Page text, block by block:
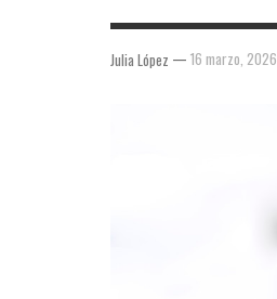
Julia López — 16 marzo, 2026